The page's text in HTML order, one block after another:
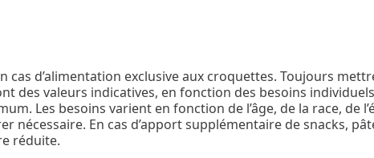
d’alimentation exclusive aux croquettes. Toujours
des valeurs indicatives, en fonction des besoins
Les besoins varient en fonction de l’âge, de la race, de
nécessaire. En cas d’apport supplémentaire de snacks,
réduite.